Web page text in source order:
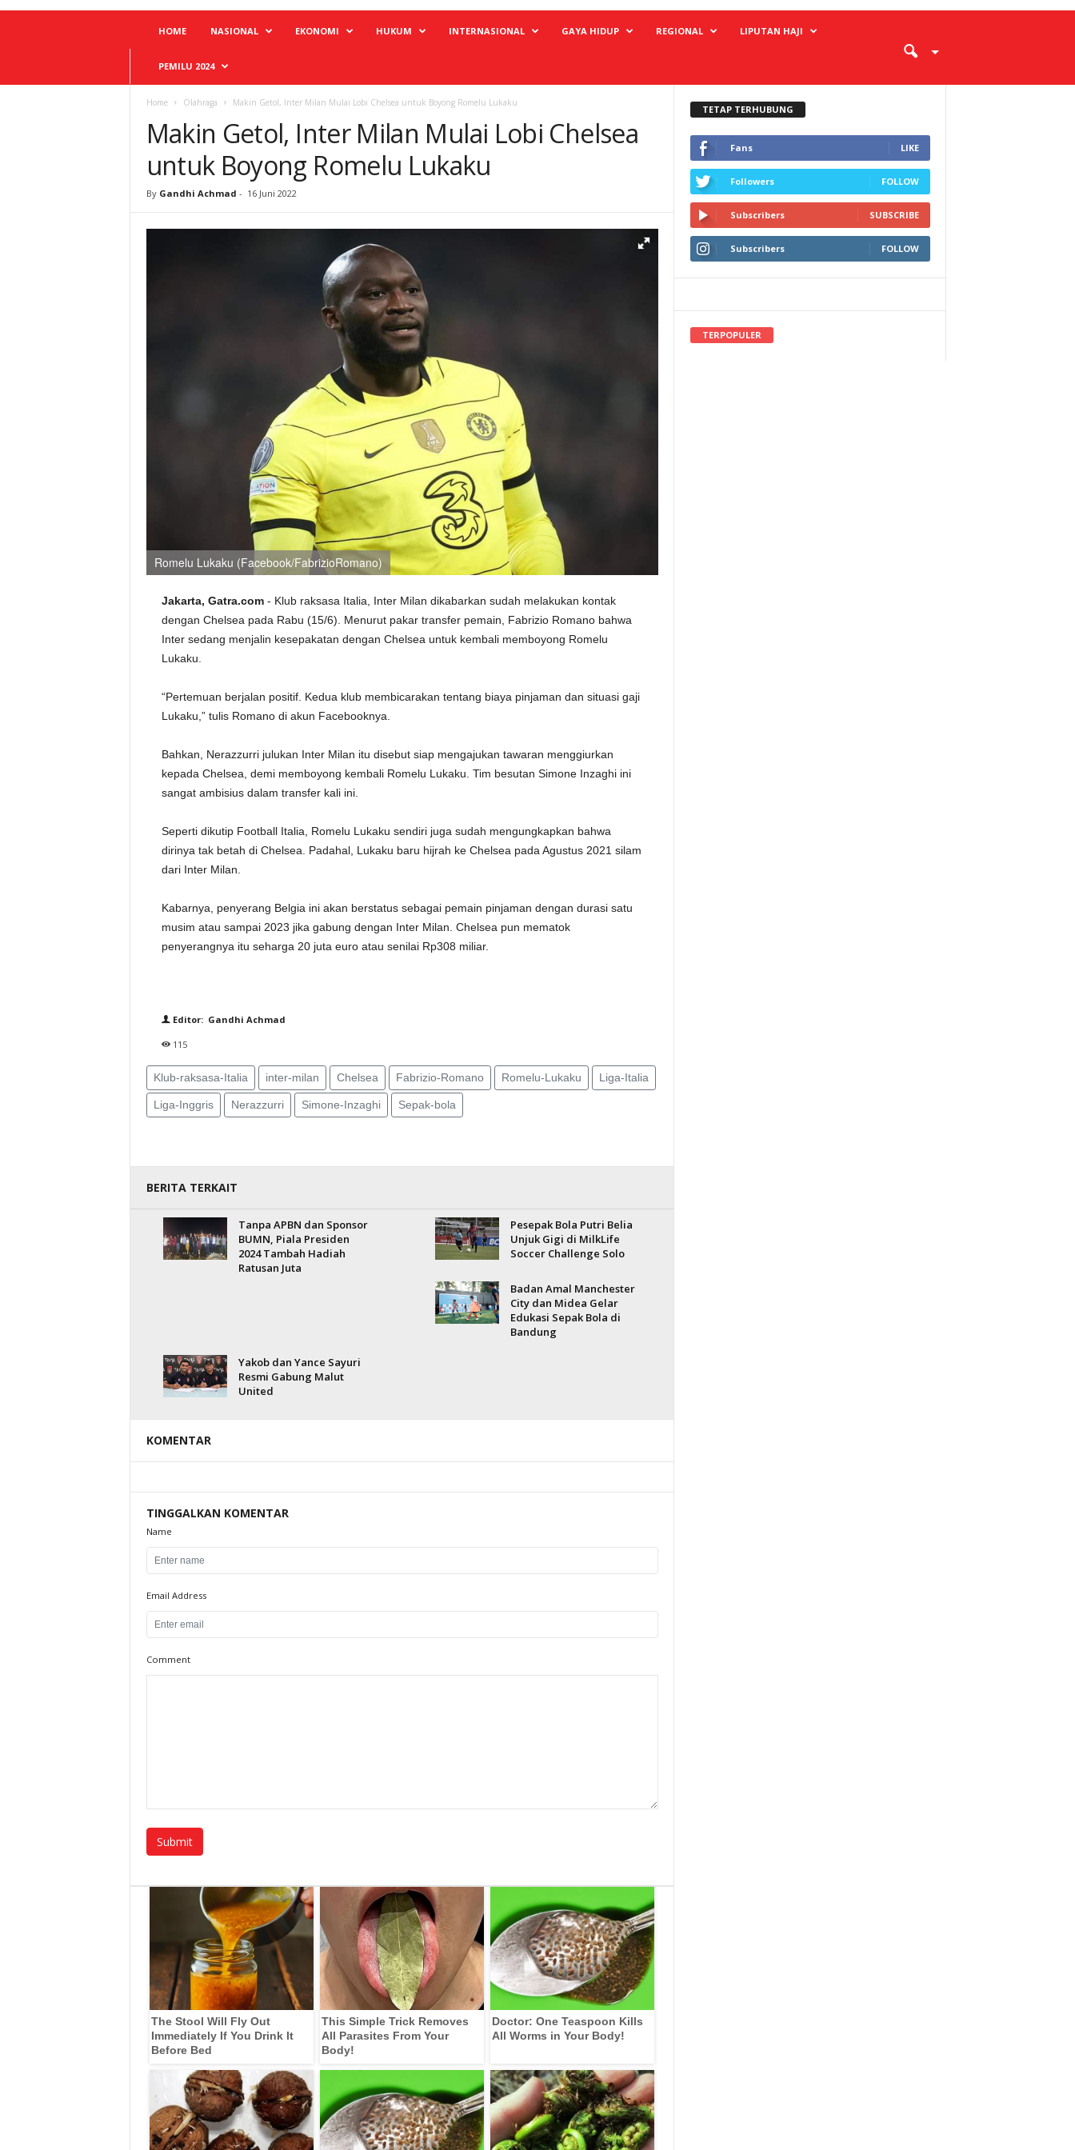
HOME NASIONAL EKONOMI HUKUM INTERNASIONAL GAYA HIDUP REGIONAL LIPUTAN HAJI
PEMILU 2024
Home Olahraga Makin Getol, Inter Milan Mulai Lobi Chelsea untuk Boyong Romelu Lukaku
Makin Getol, Inter Milan Mulai Lobi Chelsea
untuk Boyong Romelu Lukaku
By Gandhi Achmad - 16 Juni 2022
Romelu Lukaku (Facebook/FabrizioRomano)
Jakarta, Gatra.com- Klub raksasa Italia, Inter Milan dikabarkan sudah melakukan kontak
dengan Chelsea pada Rabu (15/6). Menurut pakar transfer pemain, Fabrizio Romano bahwa
Inter sedang menjalin kesepakatan dengan Chelsea untuk kembali memboyong Romelu
Lukaku.
“Pertemuan berjalan positif. Kedua klub membicarakan tentang biaya pinjaman dan situasi gaji
Lukaku,” tulis Romano di akun Facebooknya.
Bahkan, Nerazzurri julukan Inter Milan itu disebut siap mengajukan tawaran menggiurkan
kepada Chelsea, demi memboyong kembali Romelu Lukaku. Tim besutan Simone Inzaghi ini
sangat ambisius dalam transfer kali ini.
Seperti dikutip Football Italia, Romelu Lukaku sendiri juga sudah mengungkapkan bahwa
dirinya tak betah di Chelsea. Padahal, Lukaku baru hijrah ke Chelsea pada Agustus 2021 silam
dari Inter Milan.
Kabarnya, penyerang Belgia ini akan berstatus sebagai pemain pinjaman dengan durasi satu
musim atau sampai 2023 jika gabung dengan Inter Milan. Chelsea pun mematok
penyerangnya itu seharga 20 juta euro atau senilai Rp308 miliar.
Editor: Gandhi Achmad
115
Klub-raksasa-Italia inter-milan Chelsea Fabrizio-Romano Romelu-Lukaku Liga-Italia
Liga-Inggris Nerazzurri Simone-Inzaghi Sepak-bola
BERITA TERKAIT
Tanpa APBN dan Sponsor
BUMN, Piala Presiden
2024 Tambah Hadiah
Ratusan Juta
Pesepak Bola Putri Belia
Unjuk Gigi di MilkLife
Soccer Challenge Solo
Badan Amal Manchester
City dan Midea Gelar
Edukasi Sepak Bola di
Bandung
Yakob dan Yance Sayuri
Resmi Gabung Malut
United
KOMENTAR
TINGGALKAN KOMENTAR
Name
Email Address
Comment
The Stool Will Fly Out
Immediately If You Drink It
Before Bed
This Simple Trick Removes
All Parasites From Your
Body!
Doctor: One Teaspoon Kills
All Worms in Your Body!
TETAP TERHUBUNG
Fans LIKE
Followers FOLLOW
Subscribers SUBSCRIBE
Subscribers FOLLOW